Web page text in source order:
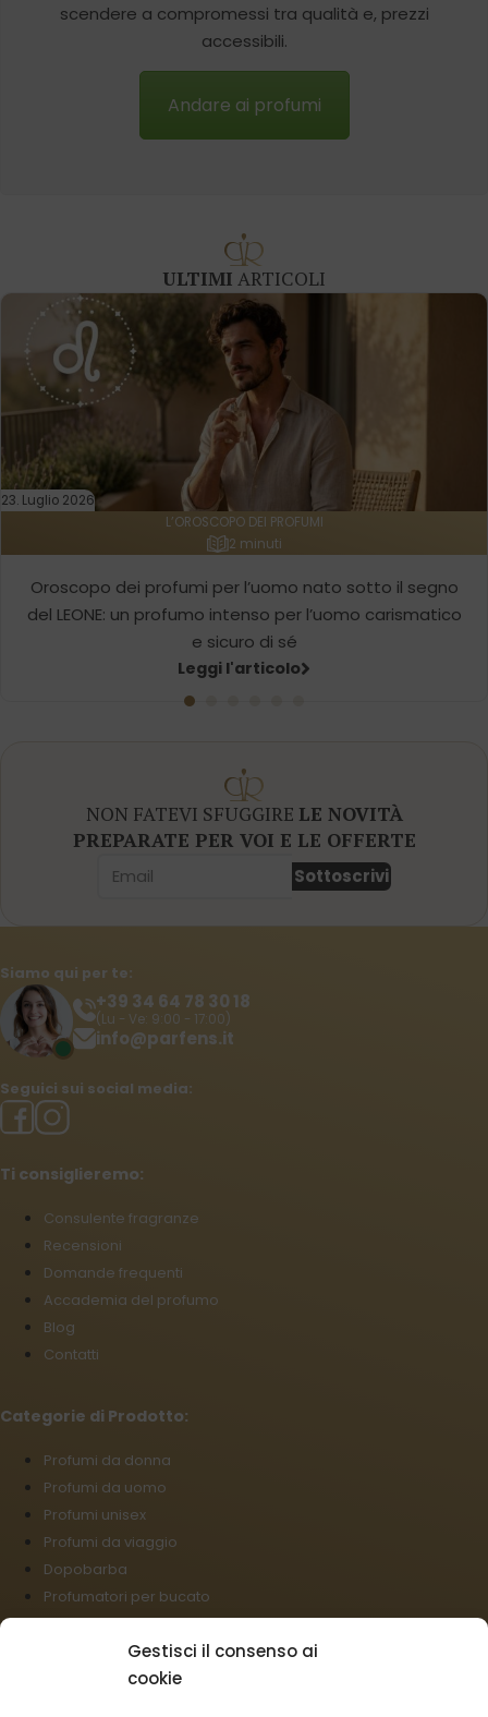
Gestisci il consenso ai
cookie
scendere a compromessi tra qualità e, prezzi
accessibili.
Andare ai profumi
ULTIMI ARTICOLI
23. Luglio 2026
L’OROSCOPO DEI PROFUMI
2 minuti
Oroscopo dei profumi per l’uomo nato sotto il segno
del LEONE: un profumo intenso per l’uomo carismatico
e sicuro di sé
Leggi l'articolo
NON FATEVI SFUGGIRE LE NOVITÀ
PREPARATE PER VOI E LE OFFERTE
Sottoscrivi
Siamo qui per te:
+39 34 64 78 30 18
(Lu - Ve: 9:00 - 17:00)
info@parfens.it
Seguici sui social media:
Ti consiglieremo:
Consulente fragranze
Recensioni
Domande frequenti
Accademia del profumo
Blog
Contatti
Categorie di Prodotto:
Profumi da donna
Profumi da uomo
Profumi unisex
Profumi da viaggio
Dopobarba
Profumatori per bucato